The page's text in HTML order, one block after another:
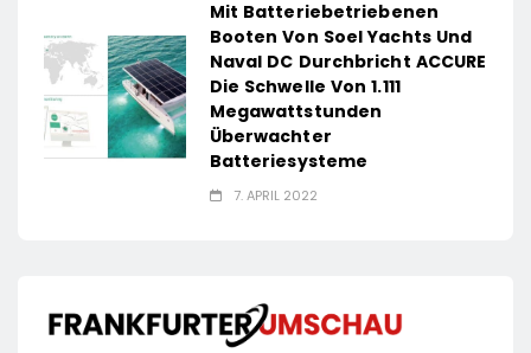
Mit Batteriebetriebenen
Booten Von Soel Yachts Und
Naval DC Durchbricht ACCURE
Die Schwelle Von 1.111
Megawattstunden
Überwachter
Batteriesysteme
7. APRIL 2022